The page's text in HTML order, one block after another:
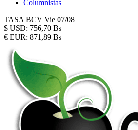
Columnistas
TASA BCV Vie 07/08
$ USD: 756,70 Bs
€ EUR: 871,89 Bs